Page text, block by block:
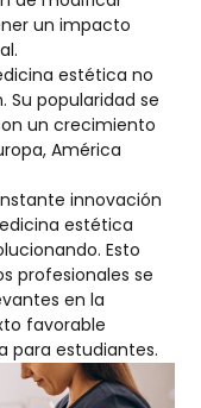
un impacto
estética no
Su popularidad se
un crecimiento
América
innovación
estética
Esto
profesionales se
en la
favorable
para estudiantes.